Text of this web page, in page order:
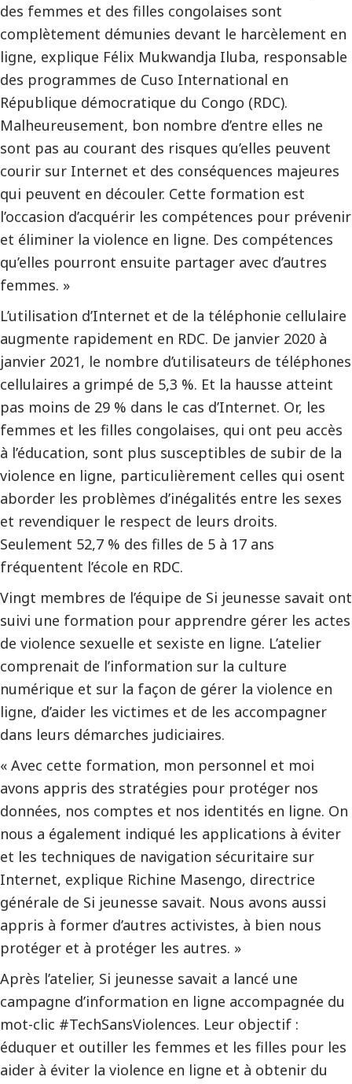
des femmes et des filles congolaises sont
complètement démunies devant le harcèlement en
ligne, explique Félix Mukwandja Iluba, responsable
des programmes de Cuso International en
République démocratique du Congo (RDC).
Malheureusement, bon nombre d’entre elles ne
sont pas au courant des risques qu’elles peuvent
courir sur Internet et des conséquences majeures
qui peuvent en découler. Cette formation est
l’occasion d’acquérir les compétences pour prévenir
et éliminer la violence en ligne. Des compétences
qu’elles pourront ensuite partager avec d’autres
femmes. »
L’utilisation d’Internet et de la téléphonie cellulaire
augmente rapidement en RDC. De janvier 2020 à
janvier 2021, le nombre d’utilisateurs de téléphones
cellulaires a grimpé de 5,3 %. Et la hausse atteint
pas moins de 29 % dans le cas d’Internet. Or, les
femmes et les filles congolaises, qui ont peu accès
à l’éducation, sont plus susceptibles de subir de la
violence en ligne, particulièrement celles qui osent
aborder les problèmes d’inégalités entre les sexes
et revendiquer le respect de leurs droits.
Seulement 52,7 % des filles de 5 à 17 ans
fréquentent l’école en RDC.
Vingt membres de l’équipe de Si jeunesse savait ont
suivi une formation pour apprendre gérer les actes
de violence sexuelle et sexiste en ligne. L’atelier
comprenait de l’information sur la culture
numérique et sur la façon de gérer la violence en
ligne, d’aider les victimes et de les accompagner
dans leurs démarches judiciaires.
« Avec cette formation, mon personnel et moi
avons appris des stratégies pour protéger nos
données, nos comptes et nos identités en ligne. On
nous a également indiqué les applications à éviter
et les techniques de navigation sécuritaire sur
Internet, explique Richine Masengo, directrice
générale de Si jeunesse savait. Nous avons aussi
appris à former d’autres activistes, à bien nous
protéger et à protéger les autres. »
Après l’atelier, Si jeunesse savait a lancé une
campagne d’information en ligne accompagnée du
mot-clic #TechSansViolences. Leur objectif :
éduquer et outiller les femmes et les filles pour les
aider à éviter la violence en ligne et à obtenir du